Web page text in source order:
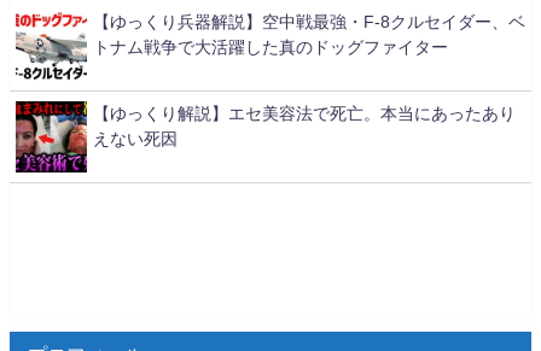
【ゆっくり兵器解説】空中戦最強・F-8クルセイダー、ベ
トナム戦争で大活躍した真のドッグファイター
【ゆっくり解説】エセ美容法で死亡。本当にあったあり
えない死因